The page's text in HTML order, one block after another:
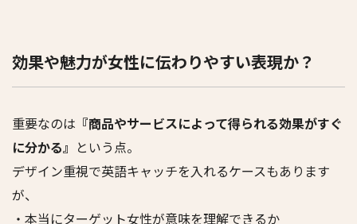
効果や魅力が女性に伝わりやすい表現か？
重要なのは 『商品やサービスによって得られる効果がすぐ
に分かる』 という点。
デザイン重視で英語キャッチを入れるケースもあります
が、
・本当にターゲット女性が意味を理解できるか